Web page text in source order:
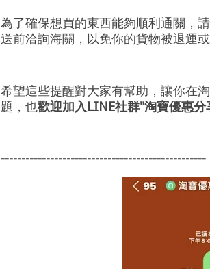
為了確保想買的東西能夠順利通關，
送前洽詢海關，以免你的貨物被退運
希望這些提醒對大家有幫助，讓你在
題，也歡迎加入LINE社群"淘寶優惠
--------------------------------------------------